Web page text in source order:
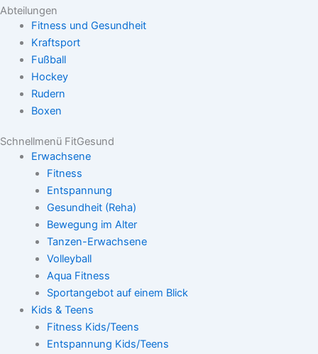
Abteilungen
Fitness und Gesundheit
Kraftsport
Fußball
Hockey
Rudern
Boxen
Schnellmenü FitGesund
Erwachsene
Fitness
Entspannung
Gesundheit (Reha)
Bewegung im Alter
Tanzen-Erwachsene
Volleyball
Aqua Fitness
Sportangebot auf einem Blick
Kids & Teens
Fitness Kids/Teens
Entspannung Kids/Teens